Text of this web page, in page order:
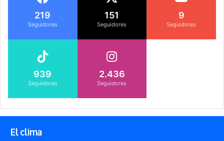
219
Seguidores
151
Seguidores
9
Seguidores
939
Seguidores
2.436
Seguidores
El clima